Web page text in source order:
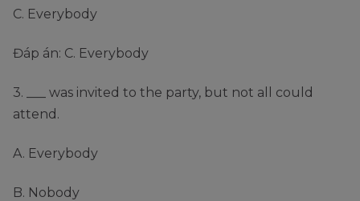
C. Everybody
Đáp án: C. Everybody
3. ___ was invited to the party, but not all could
attend.
A. Everybody
B. Nobody